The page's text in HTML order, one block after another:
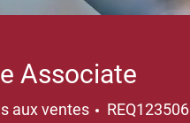
Associate
aux ventes REQ123506